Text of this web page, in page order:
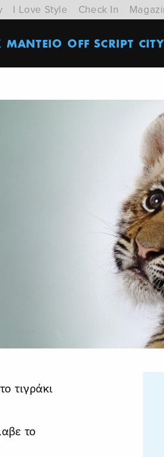
I Love Style Check In
ΜΑΝΤΕΙΟ OFF SCRIPT
τιγράκι
το